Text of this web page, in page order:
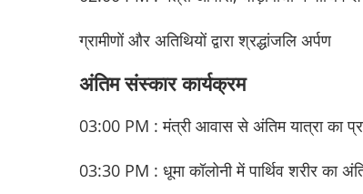
ग्रामीणों और अतिथियों द्वारा श्रद्धांजलि अर्पण
अंतिम संस्कार कार्यक्रम
03:00 PM : मंत्री आवास से अंतिम यात्रा का
03:30 PM : धूमा कॉलोनी में पार्थिव शरीर का